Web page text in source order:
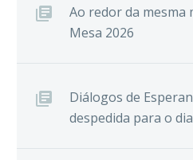
Ao redor da mesma
Mesa 2026
Diálogos de
despedida para o